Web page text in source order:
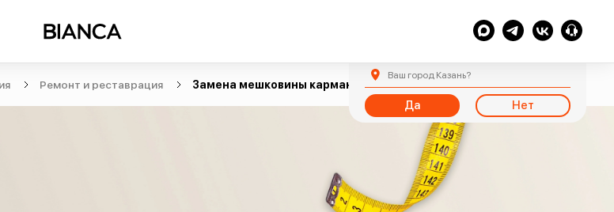
Ваш город Казань?
Да Нет
Ремонт и реставрация Замена мешковины кармана